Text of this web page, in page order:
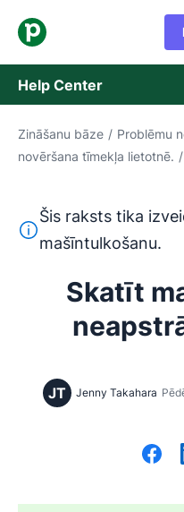
Help Center
Zināšanu bāze
Sazināties ar atbalsta
Zināšanu bāze / Problēmu
novēršana tīmekļa lietotnē. /
Šis teksts ir tulkots no
Šis raksts tika
mašīntulkošanu.
Skatīt
JT Jenny Takahara